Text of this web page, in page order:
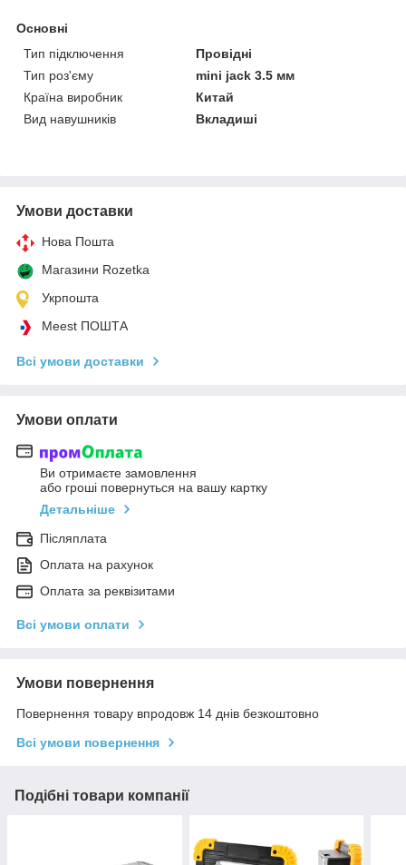
Основні
Тип підключення
Провідні
Тип роз'єму
mini jack 3.5 мм
Країна виробник
Китай
Вид навушників
Вкладиші
Умови доставки
Нова Пошта
Магазини Rozetka
Укрпошта
Meest ПОШТА
Всі умови доставки
Умови оплати
Ви отримаєте замовлення
або гроші повернуться на вашу картку
Детальніше
Післяплата
Оплата на рахунок
Оплата за реквізитами
Всі умови оплати
Умови повернення
Повернення товару впродовж 14 днів безкоштовно
Всі умови повернення
Подібні товари компанії